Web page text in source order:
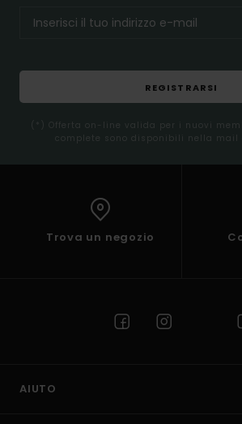
REGISTRARSI
(*) Offerta on-line valida per i nuovi
complete sono disponibili nella mail
Trova un negozio
AIUTO